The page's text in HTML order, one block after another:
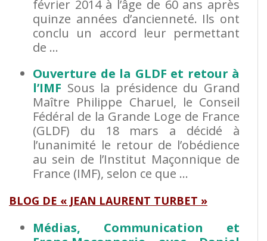
février 2014 à l’âge de 60 ans après
quinze années d’ancienneté. Ils ont
conclu un accord leur permettant
de …
Ouverture de la GLDF et retour à
l’IMF Sous la présidence du Grand
Maître Philippe Charuel, le Conseil
Fédéral de la Grande Loge de France
(GLDF) du 18 mars a décidé à
l’unanimité le retour de l’obédience
au sein de l’Institut Maçonnique de
France (IMF), selon ce que …
BLOG DE « JEAN LAURENT TURBET »
Médias, Communication et